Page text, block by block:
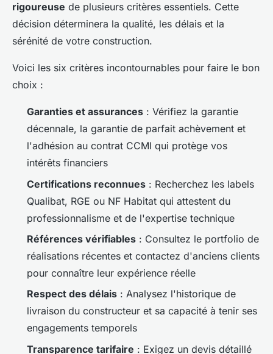
rigoureuse de plusieurs critères essentiels. Cette
décision déterminera la qualité, les délais et la
sérénité de votre construction.
Voici les six critères incontournables pour faire le bon
choix :
Garanties et assurances : Vérifiez la garantie
décennale, la garantie de parfait achèvement et
l'adhésion au contrat CCMI qui protège vos
intérêts financiers
Certifications reconnues : Recherchez les labels
Qualibat, RGE ou NF Habitat qui attestent du
professionnalisme et de l'expertise technique
Références vérifiables : Consultez le portfolio de
réalisations récentes et contactez d'anciens clients
pour connaître leur expérience réelle
Respect des délais : Analysez l'historique de
livraison du constructeur et sa capacité à tenir ses
engagements temporels
Transparence tarifaire : Exigez un devis détaillé